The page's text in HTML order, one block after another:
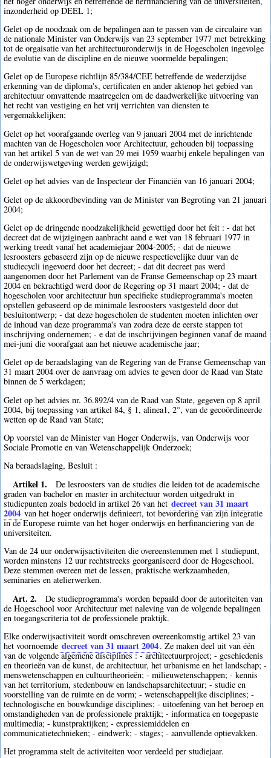
inzonderheid op DEEL 1;
Gelet op de noodzaak om de bepalingen aan te passen van de circulaire van
de nationale Minister van Onderwijs van 23 september 1977 met betrekking
tot de orgaisatie van het architectuuronderwijs in de Hogescholen ingevolge
de evolutie van de discipline en de nieuwe voormelde bepalingen;
Gelet op de Europese richtlijn 85/384/CEE betreffende de wederzijdse
erkenning van de diploma's, certificaten en ander aktenop het gebied van
architectuur omvattende maatregelen om de daadwerkelijke uitvoering van
het recht van vestiging en het vrij verrichten van diensten te
vergemakkelijken;
Gelet op het voorafgaande overleg van 9 januari 2004 met de inrichtende
machten van de Hogescholen voor Architectuur, gehouden bij toepassing
van het artikel 5 van de wet van 29 mei 1959 waarbij enkele bepalingen van
de onderwijswetgeving werden gewijzigd;
Gelet op het advies van de Inspecteur der Financiën van 16 januari 2004;
Gelet op de akkoordbevinding van de Minister van Begroting van 21 januari
2004;
Gelet op de dringende noodzakelijkheid gewettigd door het feit : - dat het
decreet dat de wijzigingen aanbracht aand e wet van 18 februari 1977 in
werking treedt vanaf het academiejaar 2004-2005; - dat de nieuwe
lesroosters gebaseerd zijn op de nieuwe respectievelijke duur van de
studiecycli ingevoerd door het decreet; - dat dit decreet pas werd
aangenomen door het Parlement van de Franse Gemeenschap op 23 maart
2004 en bekrachtigd werd door de Regering op 31 maart 2004; - dat de
hogescholen voor architectuur hun specifieke studieprogramma's moeten
opstellen gebaseerd op de minimale lesroosters vastgesteld door dut
besluitontwerp; - dat deze hogescholen de studenten moeten inlichten over
de inhoud van deze programma's van zodra deze de eerste stappen tot
inschrijving ondernemen; - e dat de inschrijvingen beginnen vanaf de maand
mei-juni die voorafgaat aan het nieuwe academische jaar;
Gelet op de beraadslaging van de Regering van de Franse Gemeenschap van
31 maart 2004 over de aanvraag om advies te geven door de Raad van State
binnen de 5 werkdagen;
Gelet op het advies nr. 36.892/4 van de Raad van State, gegeven op 8 april
2004, bij toepassing van artikel 84, § 1, alinea1, 2°, van de gecoördineerde
wetten op de Raad van State;
Op voorstel van de Minister van Hoger Onderwijs, van Onderwijs voor
Sociale Promotie en van Wetenschappelijk Onderzoek;
Na beraadslaging, Besluit :
Artikel 1.
De lesroosters van de studies die leiden tot de academische
graden van bachelor en master in architectuur worden uitgedrukt in
studiepunten zoals bedoeld in artikel 26 van het decreet van 31 maart
2004 van het hoger onderwijs definieert, tot bevordering van zijn integratie
in de Europese ruimte van het hoger onderwijs en herfinanciering van de
universiteiten.
Van de 24 uur onderwijsactiviteiten die overeenstemmen met 1 studiepunt,
worden minstens 12 uur rechtstreeks georganiseerd door de Hogeschool.
Deze stemmen overeen met de lessen, praktische werkzaamheden,
seminaries en atelierwerken.
Art. 2.
De studieprogramma's worden bepaald door de autoriteiten van
de Hogeschool voor Architectuur met naleving van de volgende bepalingen
en toegangscriteria tot de professionele praktijk.
Elke onderwijsactiviteit wordt omschreven overeenkomstig artikel 23 van
het voornoemde decreet van 31 maart 2004. Ze maken deel uit van één
van de volgende algemene disciplines : - architectuurproject; - geschiedenis
en theorieën van de kunst, de architectuur, het urbanisme en het landschap; -
menswetenschappen en cultuurtheorieën; - milieuwetenschappen; - kennis
van het territorium, stedenbouw en landschapsarchitectuur; - studie en
voorstelling van de ruimte en de vorm; - wetenschappelijke disciplines; -
technologische en bouwkundige disciplines; - uitoefening van het beroep en
omstandigheden van de professionele praktijk; - informatica en toegepaste
multimedia; - kunstpraktijken; - expressiemiddelen en
communicatietechnieken; - eindwerk; - stages; - aanvullende optievakken.
Het programma stelt de activiteiten voor verdeeld per studiejaar.